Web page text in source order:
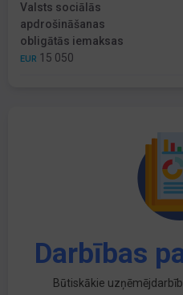
Valsts sociālās
apdrošināšanas
obligātās iemaksas
EUR 15 050
Darbības
Būtiskākie